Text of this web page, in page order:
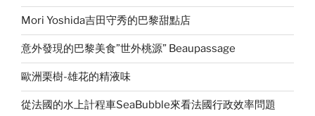
Mori Yoshida吉田守秀的巴黎甜點店
意外發現的巴黎美食”世外桃源” Beaupassage
歐洲栗樹-雄花的精液味
從法國的水上計程車SeaBubble來看法國行政效率問題